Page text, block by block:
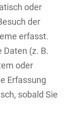
oder
der
erfasst.
Daten (z. B.
oder
Erfassung
sobald Sie